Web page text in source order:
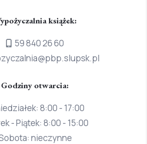
książek:
59 840 26 60
Godziny otwarcia:
8:00 - 17:00
- Piątek: 8:00 - 15:00
nieczynne